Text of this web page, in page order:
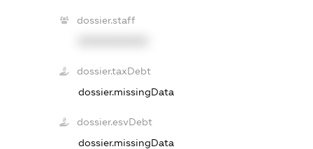
dossier.staff
dossier.taxDebt
dossier.missingData
dossier.esvDebt
dossier.missingData